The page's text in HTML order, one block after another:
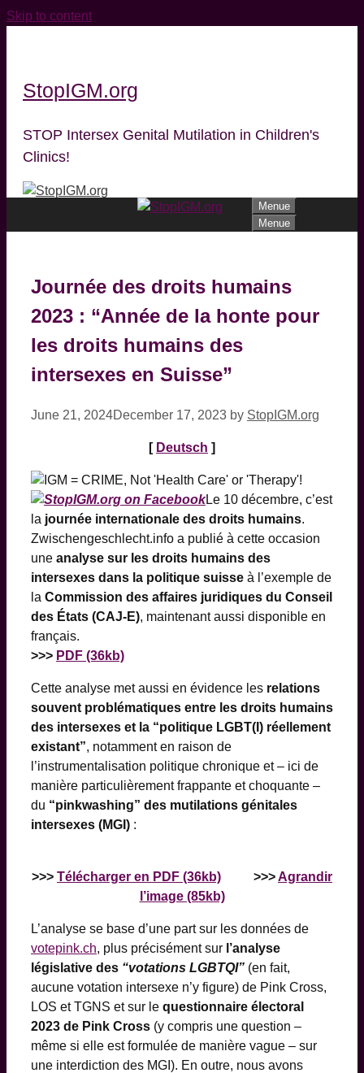
Skip to content
StopIGM.org
STOP Intersex Genital Mutilation in Children's
Clinics!
Menue
Menue
Journée des droits humains
2023 : “Année de la honte pour
les droits humains des
intersexes en Suisse”
June 21, 2024December 17, 2023 by StopIGM.org
[ Deutsch ]
Le 10 décembre, c’est
la journée internationale des droits humains.
Zwischengeschlecht.info a publié à cette occasion
une analyse sur les droits humains des
intersexes dans la politique suisse à l’exemple de
la Commission des affaires juridiques du Conseil
des États (CAJ-E), maintenant aussi disponible en
français.
>>> PDF (36kb)
Cette analyse met aussi en évidence les relations
souvent problématiques entre les droits humains
des intersexes et la “politique LGBT(I) réellement
existant”, notamment en raison de
l’instrumentalisation politique chronique et – ici de
manière particulièrement frappante et choquante –
du “pinkwashing” des mutilations génitales
intersexes (MGI) :
>>> Télécharger en PDF (36kb) >>>Agrandir
l’image (85kb)
L’analyse se base d’une part sur les données de
votepink.ch, plus précisément sur l’analyse
législative des “votations LGBTQI” (en fait,
aucune votation intersexe n’y figure) de Pink Cross,
LOS et TGNS et sur le questionnaire électoral
2023 de Pink Cross (y compris une question –
même si elle est formulée de manière vague – sur
une interdiction des MGI). En outre, nous avons